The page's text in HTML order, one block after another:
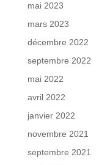
mai 2023
mars 2023
décembre 2022
septembre 2022
mai 2022
avril 2022
janvier 2022
novembre 2021
septembre 2021